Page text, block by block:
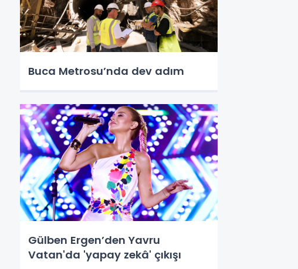
Buca Metrosu’nda dev adım
Gülben Ergen’den Yavru
Vatan'da 'yapay zekâ' çıkışı